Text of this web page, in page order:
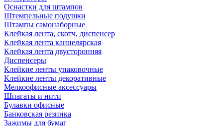
Оснастки для штампов
Штемпельные подушки
Штампы самонаборные
Клейкая лента, скотч, диспенсер
Клейкая лента канцелярская
Клейкая лента двусторонняя
Диспенсеры
Клейкие ленты упаковочные
Клейкие ленты декоративные
Мелкоофисные аксессуары
Шпагаты и нити
Булавки офисные
Банковская резинка
Зажимы для бумаг